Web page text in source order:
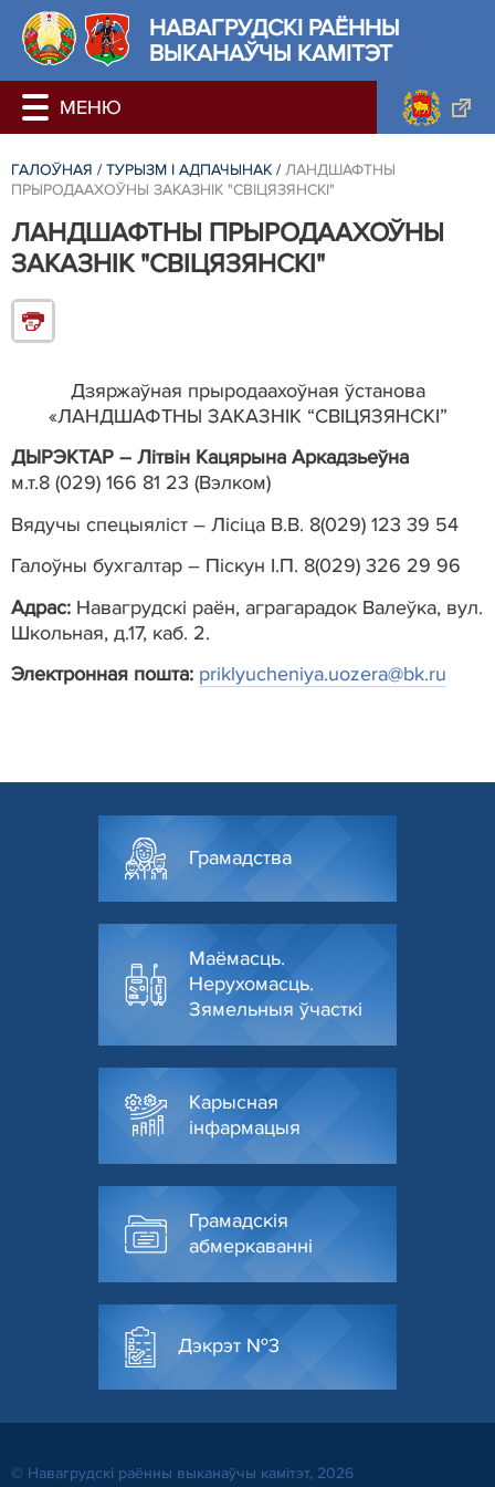
НАВАГРУДСКІ РАЁННЫ
ВЫКАНАЎЧЫ КАМІТЭТ
ГАЛОЎНАЯ / ТУРЫЗМ І АДПАЧЫНАК / ЛАНДШАФТНЫ
ПРЫРОДААХОЎНЫ ЗАКАЗНІК "СВІЦЯЗЯНСКІ"
ЛАНДШАФТНЫ ПРЫРОДААХОЎНЫ
ЗАКАЗНІК "СВІЦЯЗЯНСКІ"
Дзяржаўная прыродаахоўная ўстанова
«ЛАНДШАФТНЫ ЗАКАЗНІК “СВІЦЯЗЯНСКІ”
ДЫРЭКТАР – Літвін Кацярына Аркадзьеўна
м.т.8 (029) 166 81 23 (Вэлком)
Вядучы спецыяліст – Лісіца В.В. 8(029) 123 39 54
Галоўны бухгалтар – Піскун І.П. 8(029) 326 29 96
Адрас: Навагрудскі раён, аграгарадок Валеўка, вул.
Школьная, д.17, каб. 2.
Электронная пошта: priklyucheniya.uozera@bk.ru
Грамадства
Маёмасць.
Нерухомасць.
Зямельныя ўчасткі
Карысная
інфармацыя
Грамадскія
абмеркаванні
Дэкрэт №3
© Навагрудскі раённы выканаўчы камітэт, 2026